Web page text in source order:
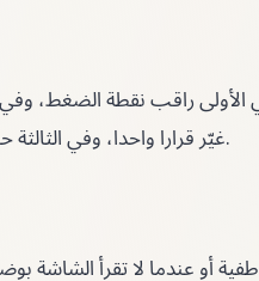
غيّر قرارا واحدا، وفي الثالثة حافظ على القرار وارفع السرعة قليلا.